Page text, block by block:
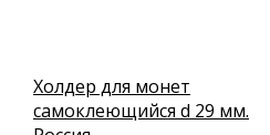
Холдер для монет
самоклеющийся d 29 мм.